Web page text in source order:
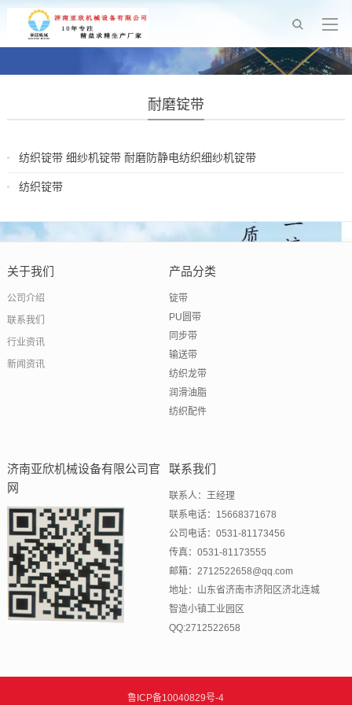
耐磨锭带
纺织锭带 细纱机锭带 耐磨防静电纺织细纱机锭带
纺织锭带
关于我们
公司介绍
联系我们
行业资讯
新闻资讯
产品分类
锭带
PU圆带
同步带
输送带
纺织龙带
润滑油脂
纺织配件
济南亚欣机械设备有限公司官
网
联系我们
联系人：王经理
联系电话：15668371678
公司电话：0531-81173456
传真：0531-81173555
邮箱：2712522658@qq.com
地址：山东省济南市济阳区济北连城
智造小镇工业园区
QQ:2712522658
鲁ICP备10040829号-4